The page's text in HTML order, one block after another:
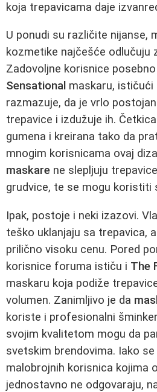
koja trepavicama daje
U ponudi su različite nijanse,
kozmetike najčešće odlučuju
Zadovoljne korisnice
Sensational maskaru, ističući
razmazuje, da je vrlo
trepavice i izdužuje ih.
gumena i kreirana tako da
mnogim korisnicama ovaj
maskare ne slepljuju
grudvice, te se mogu koristiti
Ipak, postoje i neki izazovi.
teško uklanjaju sa trepavica,
prilično visoku cenu. Pored
korisnice foruma ističu i The
maskaru koja podiže
volumen. Zanimljivo je da
koriste i profesionalni
svojim kvalitetom mogu da
svetskim brendovima. Iako
malobrojnih korisnica kojima
jednostavno ne odgovaraju,